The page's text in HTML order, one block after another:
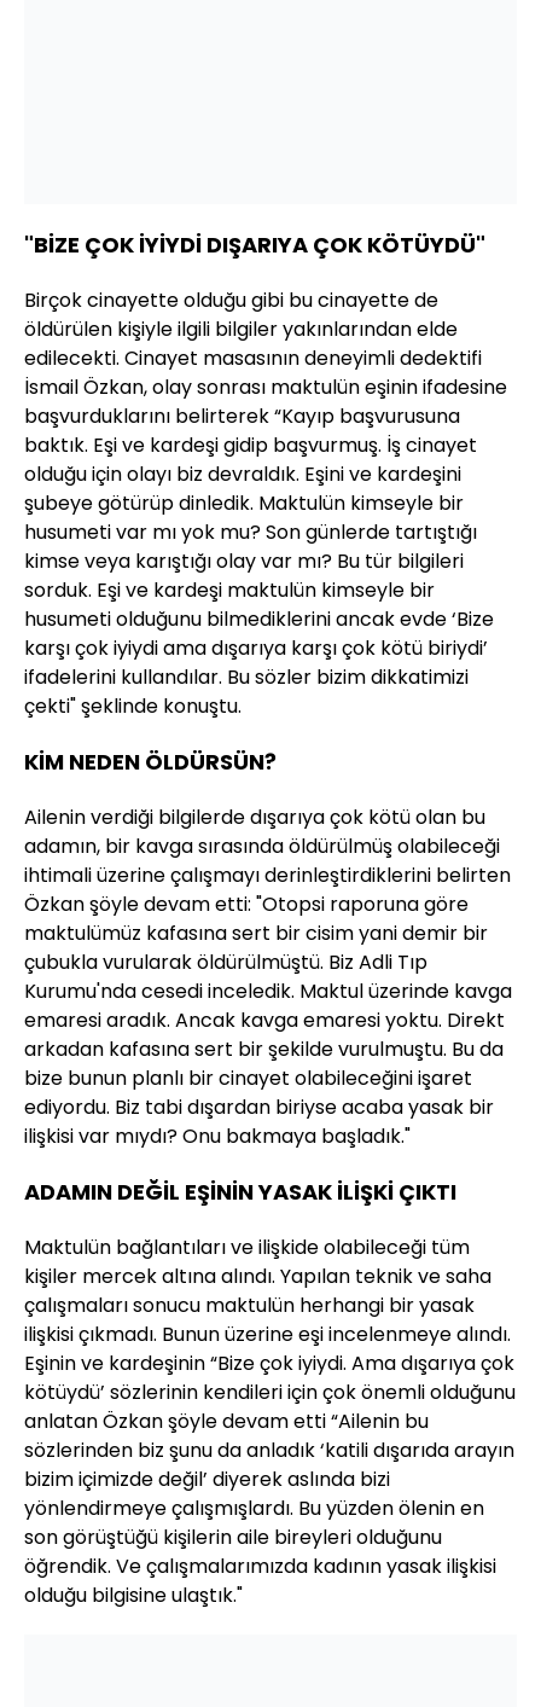
"BİZE ÇOK İYİYDİ DIŞARIYA ÇOK KÖTÜYDÜ"
Birçok cinayette olduğu gibi bu cinayette de
öldürülen kişiyle ilgili bilgiler yakınlarından elde
edilecekti. Cinayet masasının deneyimli dedektifi
İsmail Özkan, olay sonrası maktulün eşinin ifadesine
başvurduklarını belirterek “Kayıp başvurusuna
baktık. Eşi ve kardeşi gidip başvurmuş. İş cinayet
olduğu için olayı biz devraldık. Eşini ve kardeşini
şubeye götürüp dinledik. Maktulün kimseyle bir
husumeti var mı yok mu? Son günlerde tartıştığı
kimse veya karıştığı olay var mı? Bu tür bilgileri
sorduk. Eşi ve kardeşi maktulün kimseyle bir
husumeti olduğunu bilmediklerini ancak evde ‘Bize
karşı çok iyiydi ama dışarıya karşı çok kötü biriydi’
ifadelerini kullandılar. Bu sözler bizim dikkatimizi
çekti" şeklinde konuştu.
KİM NEDEN ÖLDÜRSÜN?
Ailenin verdiği bilgilerde dışarıya çok kötü olan bu
adamın, bir kavga sırasında öldürülmüş olabileceği
ihtimali üzerine çalışmayı derinleştirdiklerini belirten
Özkan şöyle devam etti: "Otopsi raporuna göre
maktulümüz kafasına sert bir cisim yani demir bir
çubukla vurularak öldürülmüştü. Biz Adli Tıp
Kurumu'nda cesedi inceledik. Maktul üzerinde kavga
emaresi aradık. Ancak kavga emaresi yoktu. Direkt
arkadan kafasına sert bir şekilde vurulmuştu. Bu da
bize bunun planlı bir cinayet olabileceğini işaret
ediyordu. Biz tabi dışardan biriyse acaba yasak bir
ilişkisi var mıydı? Onu bakmaya başladık."
ADAMIN DEĞİL EŞİNİN YASAK İLİŞKİ ÇIKTI
Maktulün bağlantıları ve ilişkide olabileceği tüm
kişiler mercek altına alındı. Yapılan teknik ve saha
çalışmaları sonucu maktulün herhangi bir yasak
ilişkisi çıkmadı. Bunun üzerine eşi incelenmeye alındı.
Eşinin ve kardeşinin “Bize çok iyiydi. Ama dışarıya çok
kötüydü’ sözlerinin kendileri için çok önemli olduğunu
anlatan Özkan şöyle devam etti “Ailenin bu
sözlerinden biz şunu da anladık ‘katili dışarıda arayın
bizim içimizde değil’ diyerek aslında bizi
yönlendirmeye çalışmışlardı. Bu yüzden ölenin en
son görüştüğü kişilerin aile bireyleri olduğunu
öğrendik. Ve çalışmalarımızda kadının yasak ilişkisi
olduğu bilgisine ulaştık."